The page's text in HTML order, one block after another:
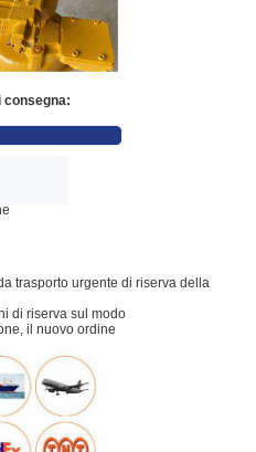
consegna:
trasporto urgente di riserva della
di riserva sul modo
il nuovo ordine